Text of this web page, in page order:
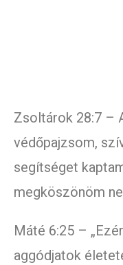
Zsoltárok 28:7 –
védőpajzsom,
segítséget
megköszönöm
Máté 6:25 –
aggódjatok